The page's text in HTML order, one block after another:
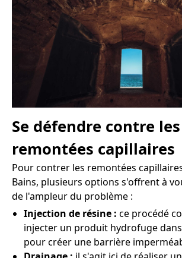
Se défendre contre les
remontées capillaires
Pour contrer les remontées
Bains, plusieurs options s'offrent à
de l'ampleur du problème :
Injection de résine : ce procédé
injecter un produit hydrofuge
pour créer une barrière